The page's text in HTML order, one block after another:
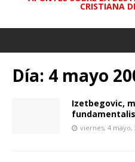
CRISTIANA
Día: 4 mayo
Izetbegovic,
viernes, 4 mayo,